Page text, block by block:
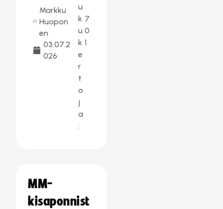
Markku
Huopon
en
03.07.2
026
u
k
u
k
e
r
t
o
j
a
:
7
0
1
MM-
kisaponnist